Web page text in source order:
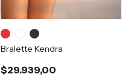
Bralette Kendra
$29.939,00